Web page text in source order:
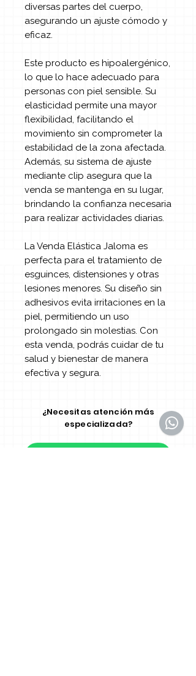
diversas partes del cuerpo,
asegurando un ajuste cómodo y
eficaz.
Este producto es hipoalergénico,
lo que lo hace adecuado para
personas con piel sensible. Su
elasticidad permite una mayor
flexibilidad, facilitando el
movimiento sin comprometer la
estabilidad de la zona afectada.
Además, su sistema de ajuste
mediante clip asegura que la
venda se mantenga en su lugar,
brindando la confianza necesaria
para realizar actividades diarias.
La Venda Elástica Jaloma es
perfecta para el tratamiento de
esguinces, distensiones y otras
lesiones menores. Su diseño sin
adhesivos evita irritaciones en la
piel, permitiendo un uso
prolongado sin molestias. Con
esta venda, podrás cuidar de tu
salud y bienestar de manera
efectiva y segura.
¿Necesitas atención más
especializada?